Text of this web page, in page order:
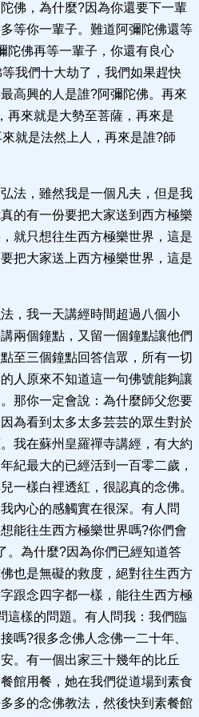
佛，為什麼?因為你還要下一輩
等你一輩子。難道阿彌陀佛還等
陀佛再等一輩子，你還有良心
我們十大劫了，我們如果趕快
高興的人是誰?阿彌陀佛。再來
再來就是大勢至菩薩，再來是
就是法然上人，再來是誰?師
法，雖然我是一個凡夫，但是我
的有一份要把大家送到西方極樂
就只想往生西方極樂世界，這是
把大家送上西方極樂世界，這是
，我一天講經時間超過八個小
兩個鐘點，又留一個鐘點讓他們
至三個鐘點回答信眾，所有一切
人原來不知道這一句佛號能夠讓
那你一定會說：為什麼師父您要
為看到太多太多芸芸的眾生對於
我在蘇州皇羅禪寺講經，有大約
紀最大的已經活到一百零二歲，
一樣白裡透紅，很認真的念佛。
內心的感觸實在很深。有人問
能往生西方極樂世界嗎?你們會
。為什麼?因為你們已經知道答
也是無礙的救度，絕對往生西方
跟念四字都一樣，能往生西方極
這樣的問題。有人問我：我們臨
嗎?很多念佛人念佛一二十年、
。有一個出家三十幾年的比丘
館用餐，她在我們從道場到素食
多的念佛教法，然後快到素餐館